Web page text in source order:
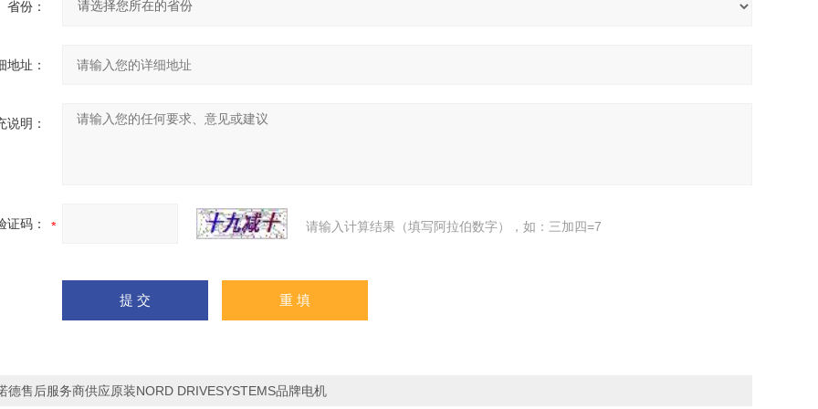
省份：
地址：
说明：
证码： 请输入计算结果（填写阿拉伯数字），如：三加四=7
德售后服务商供应原装NORD DRIVESYSTEMS品牌电机